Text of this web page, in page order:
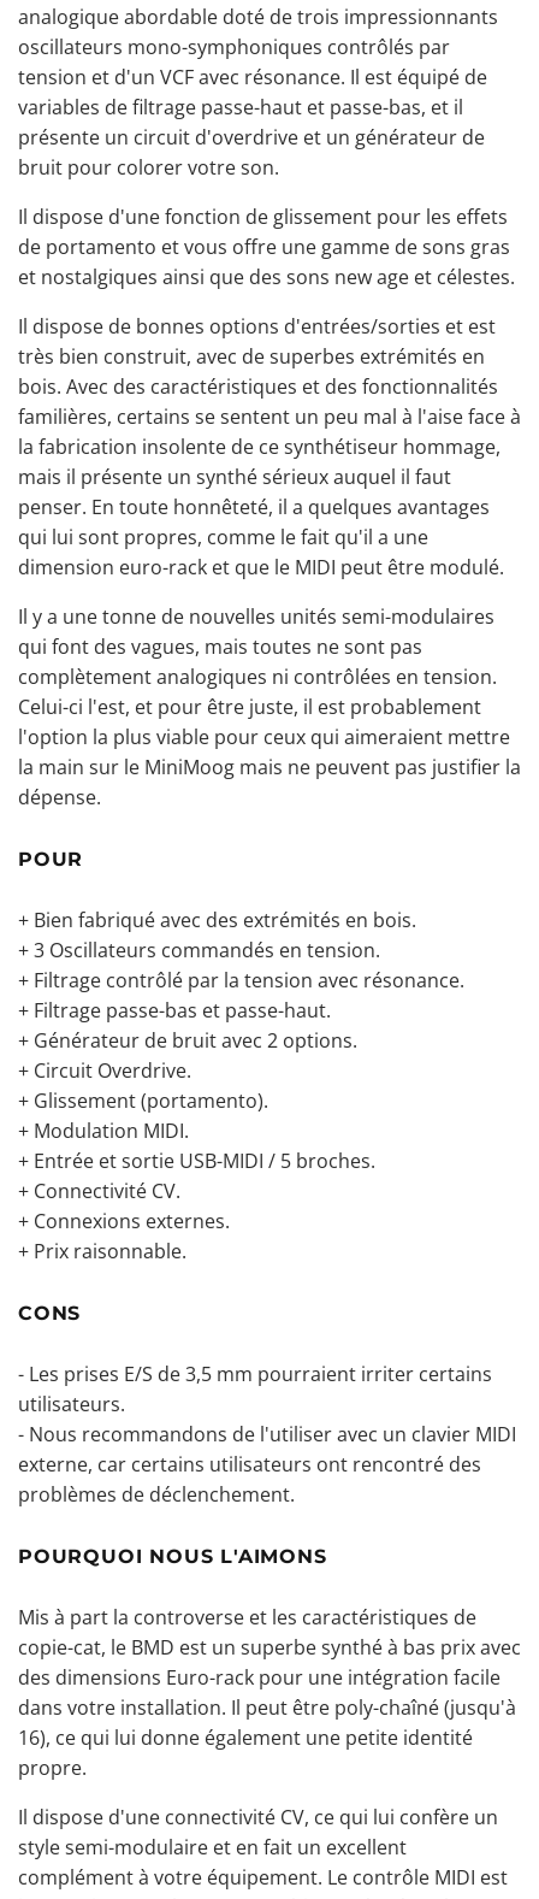
analogique abordable doté de trois impressionnants
oscillateurs mono-symphoniques contrôlés par
tension et d'un VCF avec résonance. Il est équipé de
variables de filtrage passe-haut et passe-bas, et il
présente un circuit d'overdrive et un générateur de
bruit pour colorer votre son.
Il dispose d'une fonction de glissement pour les effets
de portamento et vous offre une gamme de sons gras
et nostalgiques ainsi que des sons new age et célestes.
Il dispose de bonnes options d'entrées/sorties et est
très bien construit, avec de superbes extrémités en
bois. Avec des caractéristiques et des fonctionnalités
familières, certains se sentent un peu mal à l'aise face à
la fabrication insolente de ce synthétiseur hommage,
mais il présente un synthé sérieux auquel il faut
penser. En toute honnêteté, il a quelques avantages
qui lui sont propres, comme le fait qu'il a une
dimension euro-rack et que le MIDI peut être modulé.
Il y a une tonne de nouvelles unités semi-modulaires
qui font des vagues, mais toutes ne sont pas
complètement analogiques ni contrôlées en tension.
Celui-ci l'est, et pour être juste, il est probablement
l'option la plus viable pour ceux qui aimeraient mettre
la main sur le MiniMoog mais ne peuvent pas justifier la
dépense.
POUR
+ Bien fabriqué avec des extrémités en bois.
+ 3 Oscillateurs commandés en tension.
+ Filtrage contrôlé par la tension avec résonance.
+ Filtrage passe-bas et passe-haut.
+ Générateur de bruit avec 2 options.
+ Circuit Overdrive.
+ Glissement (portamento).
+ Modulation MIDI.
+ Entrée et sortie USB-MIDI / 5 broches.
+ Connectivité CV.
+ Connexions externes.
+ Prix raisonnable.
CONS
- Les prises E/S de 3,5 mm pourraient irriter certains
utilisateurs.
- Nous recommandons de l'utiliser avec un clavier MIDI
externe, car certains utilisateurs ont rencontré des
problèmes de déclenchement.
POURQUOI NOUS L'AIMONS
Mis à part la controverse et les caractéristiques de
copie-cat, le BMD est un superbe synthé à bas prix avec
des dimensions Euro-rack pour une intégration facile
dans votre installation. Il peut être poly-chaîné (jusqu'à
16), ce qui lui donne également une petite identité
propre.
Il dispose d'une connectivité CV, ce qui lui confère un
style semi-modulaire et en fait un excellent
complément à votre équipement. Le contrôle MIDI est